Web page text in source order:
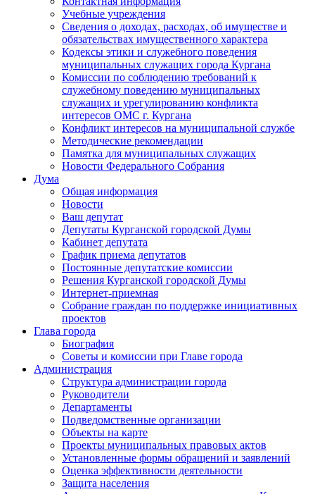
Учебные учреждения
Сведения о доходах, расходах, об имуществе и
обязательствах имущественного характера
Кодексы этики и служебного поведения
муниципальных служащих города Кургана
Комиссии по соблюдению требований к
служебному поведению муниципальных
служащих и урегулированию конфликта
интересов ОМС г. Кургана
Конфликт интересов на муниципальной службе
Методические рекомендации
Памятка для муниципальных служащих
Новости Федерального Cобрания
Дума
Общая информация
Новости
Ваш депутат
Депутаты Курганской городской Думы
Кабинет депутата
График приема депутатов
Постоянные депутатские комиссии
Решения Курганской городской Думы
Интернет-приемная
Собрание граждан по поддержке инициативных
проектов
Глава города
Биография
Советы и комиссии при Главе города
Администрация
Структура администрации города
Руководители
Департаменты
Подведомственные организации
Объекты на карте
Проекты муниципальных правовых актов
Установленные формы обращений и заявлений
Оценка эффективности деятельности
Защита населения